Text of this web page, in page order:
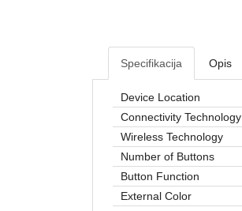
Specifikacija Opis
Device Location
Connectivity Technology
Wireless Technology
Number of Buttons
Button Function
External Color